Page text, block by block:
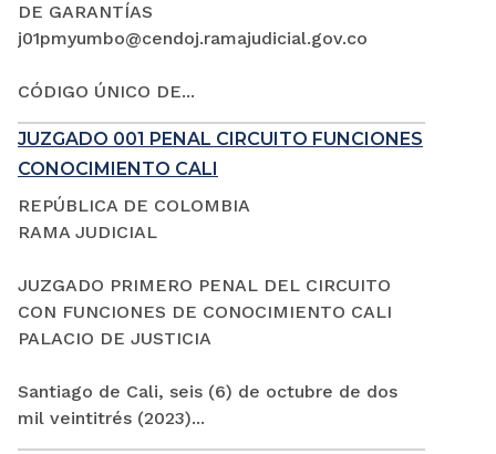
DE GARANTÍAS
j01pmyumbo@cendoj.ramajudicial.gov.co
CÓDIGO ÚNICO DE...
JUZGADO 001 PENAL CIRCUITO FUNCIONES
CONOCIMIENTO CALI
REPÚBLICA DE COLOMBIA
RAMA JUDICIAL
JUZGADO PRIMERO PENAL DEL CIRCUITO
CON FUNCIONES DE CONOCIMIENTO CALI
PALACIO DE JUSTICIA
Santiago de Cali, seis (6) de octubre de dos
mil veintitrés (2023)...